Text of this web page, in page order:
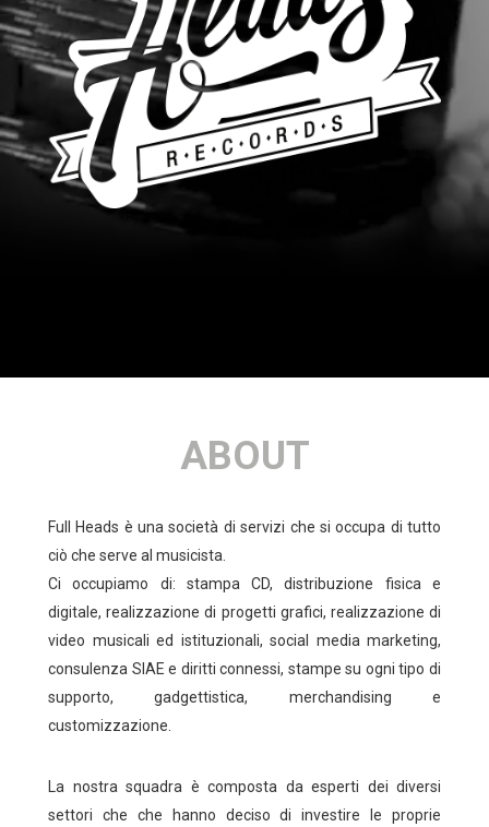
ABOUT
Full Heads è una società di servizi che si occupa di tutto
ciò che serve al musicista.
Ci occupiamo di: stampa CD, distribuzione fisica e
digitale, realizzazione di progetti grafici, realizzazione di
video musicali ed istituzionali, social media marketing,
consulenza SIAE e diritti connessi, stampe su ogni tipo di
supporto, gadgettistica, merchandising e
customizzazione.
La nostra squadra è composta da esperti dei diversi
settori che che hanno deciso di investire le proprie